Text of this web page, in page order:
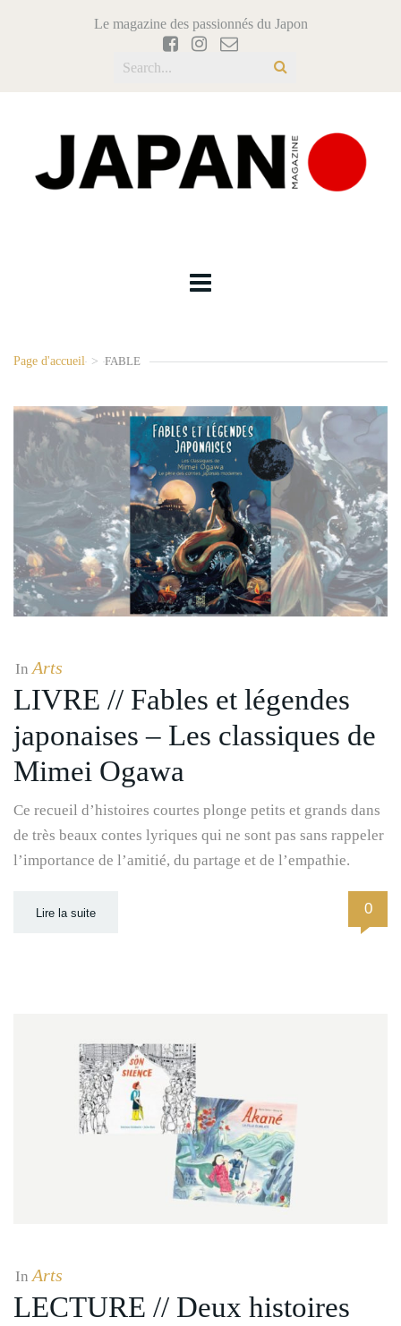
Le magazine des passionnés du Japon
Page d'accueil > FABLE
InArts
LIVRE // Fables et légendes
japonaises – Les classiques de
Mimei Ogawa
Ce recueil d’histoires courtes plonge petits et grands dans
de très beaux contes lyriques qui ne sont pas sans rappeler
l’importance de l’amitié, du partage et de l’empathie.
Lire la suite 0
InArts
LECTURE // Deux histoires